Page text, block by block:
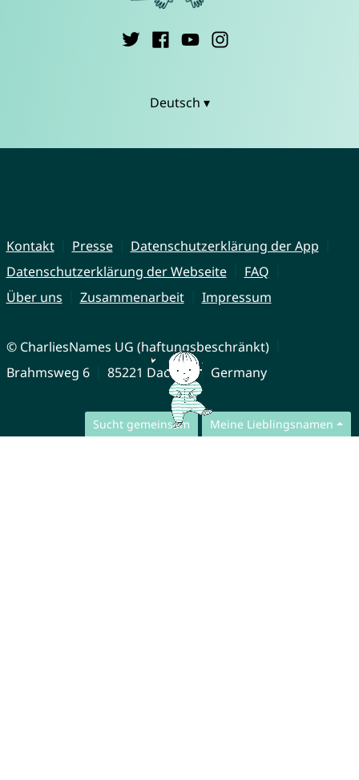
Sucht gemeinsam Meine Lieblingsnamen
Deutsch ▾
Kontakt Presse
Datenschutzerklärung der App
Datenschutzerklärung der Webseite
FAQ
Über uns
Zusammenarbeit Impressum
© CharliesNames UG (haftungsbeschränkt)
Brahmsweg 6
85221 Dachau Germany